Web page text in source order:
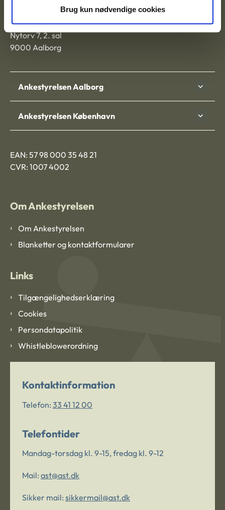
Brug kun nødvendige cookies
Nytorv 7, 2. sal
9000 Aalborg
Ankestyrelsen Aalborg
Ankestyrelsen København
EAN: 57 98 000 35 48 21
CVR: 1007 4002
Om Ankestyrelsen
Om Ankestyrelsen
Blanketter og kontaktformularer
Links
Tilgængelighedserklæring
Cookies
Persondatapolitik
Whistleblowerordning
Kontaktinformation
Telefon: 33 41 12 00
Telefontider
Mandag-torsdag kl. 9-15, fredag kl. 9-12
Mail: ast@ast.dk
Sikker mail: sikkermail@ast.dk